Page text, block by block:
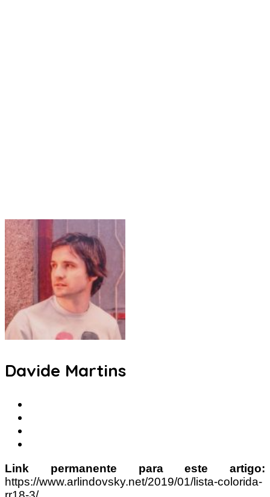
Davide Martins
Link permanente para este artigo:
https://www.arlindovsky.net/2019/01/lista-colorida-